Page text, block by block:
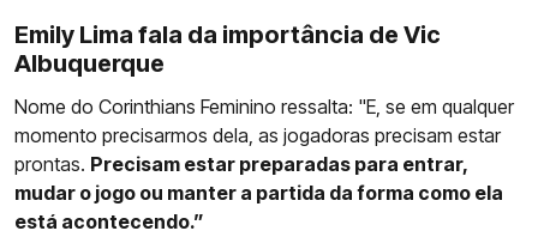
Emily Lima fala da importância de Vic
Albuquerque
Nome do Corinthians Feminino ressalta: "E, se em qualquer
momento precisarmos dela, as jogadoras precisam estar
prontas. Precisam estar preparadas para entrar,
mudar o jogo ou manter a partida da forma como ela
está acontecendo.”